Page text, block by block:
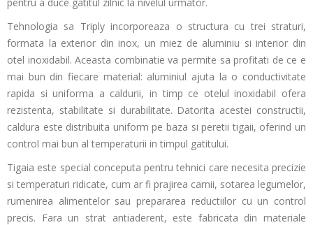
Tehnologia sa Triply incorporeaza o structura cu trei straturi,
formata la exterior din inox, un miez de aluminiu si interior din
otel inoxidabil. Aceasta combinatie va permite sa profitati de ce e
mai bun din fiecare material: aluminiul ajuta la o conductivitate
rapida si uniforma a caldurii, in timp ce otelul inoxidabil ofera
rezistenta, stabilitate si durabilitate. Datorita acestei constructii,
caldura este distribuita uniform pe baza si peretii tigaii, oferind un
control mai bun al temperaturii in timpul gatitului.
Tigaia este special conceputa pentru tehnici care necesita precizie
si temperaturi ridicate, cum ar fi prajirea carnii, sotarea legumelor,
rumenirea alimentelor sau prepararea reductiilor cu un control
precis. Fara un strat antiaderent, este fabricata din materiale